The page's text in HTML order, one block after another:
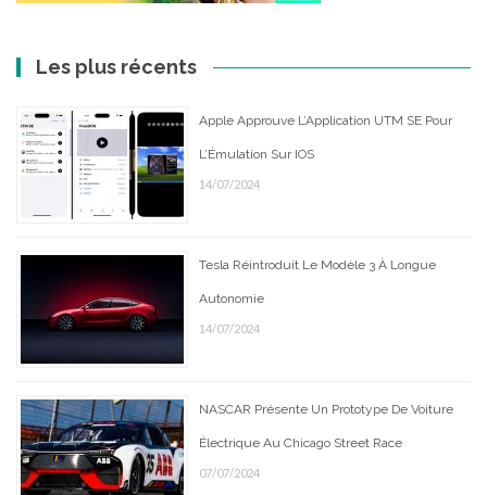
Les plus récents
Apple Approuve L’Application UTM SE Pour
L’Émulation Sur IOS
14/07/2024
Tesla Réintroduit Le Modèle 3 À Longue
Autonomie
14/07/2024
NASCAR Présente Un Prototype De Voiture
Électrique Au Chicago Street Race
07/07/2024